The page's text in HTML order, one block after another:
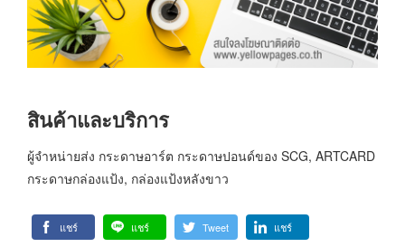
สินค้าและบริการ
ผู้จำหน่ายส่ง กระดาษอาร์ต กระดาษปอนด์ของ SCG, ARTCARD
กระดาษกล่องแป้ง, กล่องแป้งหลังขาว
แชร์ แชร์ Tweet แชร์